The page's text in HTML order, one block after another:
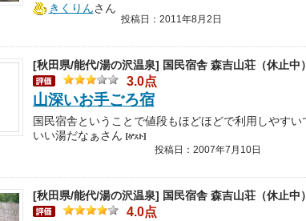
きくりん さん
投稿日：2011年8月2日
[秋田県/能代/湯の沢温泉] 国民宿舎 森吉山荘（休止中）
3.0点
山深いお手ごろ宿
いい湯だなぁさん
投稿日：2007年7月10日
[秋田県/能代/湯の沢温泉] 国民宿舎 森吉山荘（休止中）
4.0点